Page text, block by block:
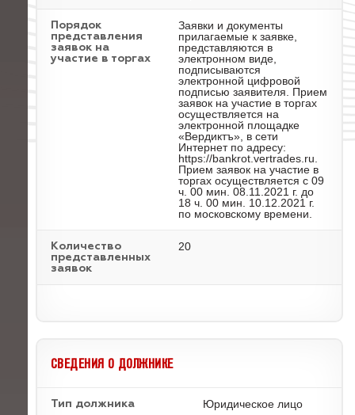
Порядок
представления
заявок на
участие в торгах
Заявки и документы
прилагаемые к заявке,
представляются в
электронном виде,
подписываются
электронной цифровой
подписью заявителя. Прием
заявок на участие в торгах
осуществляется на
электронной площадке
«Вердиктъ», в сети
Интернет по адресу:
https://bankrot.vertrades.ru.
Прием заявок на участие в
торгах осуществляется с 09
ч. 00 мин. 08.11.2021 г. до
18 ч. 00 мин. 10.12.2021 г.
по московскому времени.
Количество
представленных
заявок
20
СВЕДЕНИЯ О ДОЛЖНИКЕ
Тип должника Юридическое лицо